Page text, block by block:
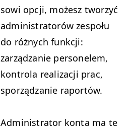
sowi opcji, możesz tworzyć
admin­is­tra­torów zespołu
do różnych funkcji:
zarządzanie per­son­elem,
kon­tro­la real­iza­cji prac,
sporządzanie raportów.
Admin­is­tra­tor kon­ta ma te